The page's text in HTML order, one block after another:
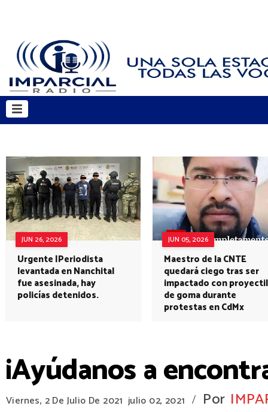
JUN 26, 2026
Urgente |Periodista
levantada en Nanchital
fue asesinada, hay
policías detenidos.
JUN 05, 2026
Maestro de la CNTE
quedará ciego tras ser
impactado con proyectil
de goma durante
protestas en CdMx
¡Ayúdanos a
Viernes, 2 De Julio De 2021 julio 02, 2021 / Por